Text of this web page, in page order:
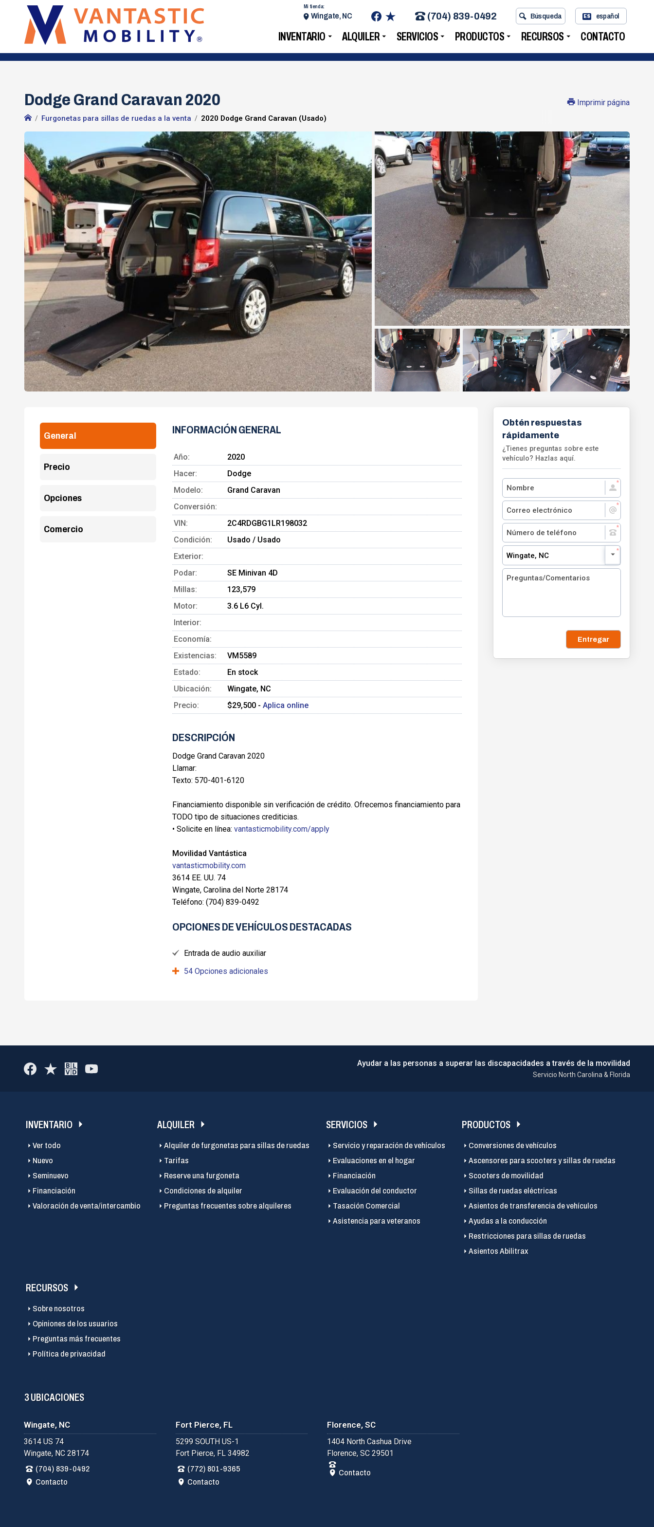
INVENTARIO ALQUILER SERVICIOS PRODUCTOS RECURSOS CONTACTO
Mi tienda:
Wingate, NC (704) 839-0492 Búsqueda ES español
Dodge Grand Caravan 2020
Furgonetas para sillas de ruedas a la venta 2020 Dodge Grand Caravan (Usado)
Imprimir página
General
Precio
Opciones
Comercio
INFORMACIÓN GENERAL
Año:
2020
Hacer:
Dodge
Modelo:
Grand Caravan
Conversión:
VIN:
2C4RDGBG1LR198032
Condición:
Usado / Usado
Exterior:
Podar:
SE Minivan 4D
Millas:
123,579
Motor:
3.6 L6 Cyl.
Interior:
Economía:
Existencias:
VM5589
Estado:
En stock
Ubicación:
Wingate, NC
Precio:
$29,500 - Aplica online
DESCRIPCIÓN
Dodge Grand Caravan 2020
Llamar:
Texto: 570-401-6120
Financiamiento disponible sin verificación de crédito. Ofrecemos financiamiento para
TODO tipo de situaciones crediticias.
• Solicite en línea: vantasticmobility.com/apply
Movilidad Vantástica
vantasticmobility.com
3614 EE. UU. 74
Wingate, Carolina del Norte 28174
Teléfono: (704) 839-0492
OPCIONES DE VEHÍCULOS DESTACADAS
Entrada de audio auxiliar
54 Opciones adicionales
Obtén respuestas
rápidamente
¿Tienes preguntas sobre este
vehículo? Hazlas aquí.
Wingate, NC
Entregar
Ayudar a las personas a superar las discapacidades a través de la movilidad
Servicio North Carolina & Florida
INVENTARIO
Ver todo
Nuevo
Seminuevo
Financiación
Valoración de venta/intercambio
ALQUILER
Alquiler de furgonetas para sillas de ruedas
Tarifas
Reserve una furgoneta
Condiciones de alquiler
Preguntas frecuentes sobre alquileres
SERVICIOS
Servicio y reparación de vehículos
Evaluaciones en el hogar
Financiación
Evaluación del conductor
Tasación Comercial
Asistencia para veteranos
PRODUCTOS
Conversiones de vehículos
Ascensores para scooters y sillas de ruedas
Scooters de movilidad
Sillas de ruedas eléctricas
Asientos de transferencia de vehículos
Ayudas a la conducción
Restricciones para sillas de ruedas
Asientos Abilitrax
RECURSOS
Sobre nosotros
Opiniones de los usuarios
Preguntas más frecuentes
Política de privacidad
3 UBICACIONES
Wingate, NC
3614 US 74
Wingate, NC 28174
(704) 839-0492
Contacto
Fort Pierce, FL
5299 SOUTH US-1
Fort Pierce, FL 34982
(772) 801-9365
Contacto
Florence, SC
1404 North Cashua Drive
Florence, SC 29501
Contacto